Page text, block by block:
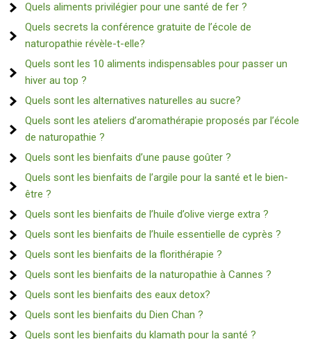
Quels aliments privilégier pour une santé de fer ?
Quels secrets la conférence gratuite de l’école de
naturopathie révèle-t-elle?
Quels sont les 10 aliments indispensables pour passer un
hiver au top ?
Quels sont les alternatives naturelles au sucre?
Quels sont les ateliers d’aromathérapie proposés par l’école
de naturopathie ?
Quels sont les bienfaits d’une pause goûter ?
Quels sont les bienfaits de l’argile pour la santé et le bien-
être ?
Quels sont les bienfaits de l’huile d’olive vierge extra ?
Quels sont les bienfaits de l’huile essentielle de cyprès ?
Quels sont les bienfaits de la florithérapie ?
Quels sont les bienfaits de la naturopathie à Cannes ?
Quels sont les bienfaits des eaux detox?
Quels sont les bienfaits du Dien Chan ?
Quels sont les bienfaits du klamath pour la santé ?